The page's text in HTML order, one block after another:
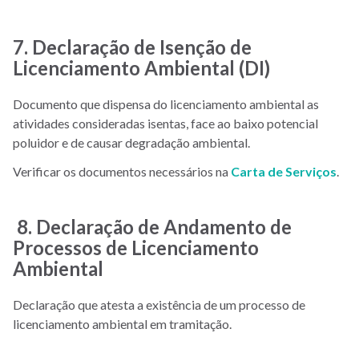
7. Declaração de Isenção de
Licenciamento Ambiental (DI)
Documento que dispensa do licenciamento ambiental as
atividades consideradas isentas, face ao baixo potencial
poluidor e de causar degradação ambiental.
Verificar os documentos necessários na Carta de Serviços.
8. Declaração de Andamento de
Processos de Licenciamento
Ambiental
Declaração que atesta a existência de um processo de
licenciamento ambiental em tramitação.